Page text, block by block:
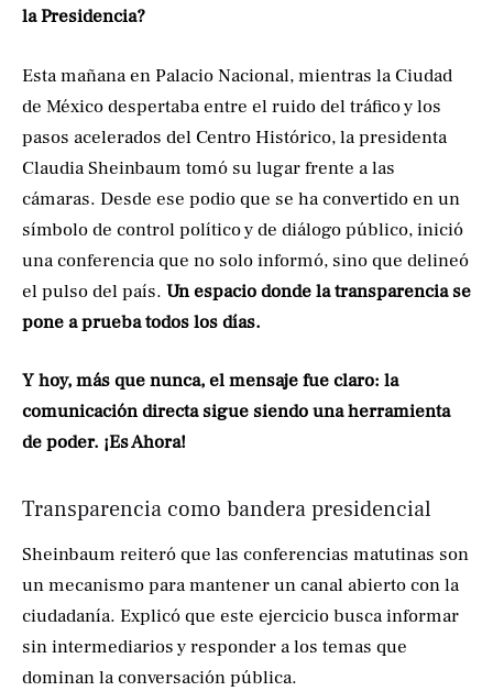
la Presidencia?
Esta mañana en Palacio Nacional, mientras la Ciudad
de México despertaba entre el ruido del tráfico y los
pasos acelerados del Centro Histórico, la presidenta
Claudia Sheinbaum tomó su lugar frente a las
cámaras. Desde ese podio que se ha convertido en un
símbolo de control político y de diálogo público, inició
una conferencia que no solo informó, sino que delineó
el pulso del país. Un espacio donde la transparencia se
pone a prueba todos los días.
Y hoy, más que nunca, el mensaje fue claro: la
comunicación directa sigue siendo una herramienta
de poder. ¡Es Ahora!
Transparencia como bandera presidencial
Sheinbaum reiteró que las conferencias matutinas son
un mecanismo para mantener un canal abierto con la
ciudadanía. Explicó que este ejercicio busca informar
sin intermediarios y responder a los temas que
dominan la conversación pública.